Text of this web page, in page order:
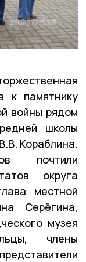
к памятнику
войны рядом
школы
Кораблина.
почтили
округа
местной
Серёгина,
музея
члены